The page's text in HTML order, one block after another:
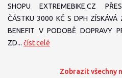
SHOPU EXTREMEBIKE.CZ
ČÁSTKU 3000 KČ S DPH ZÍSKÁVÁ
BENEFIT V PODOBĚ DOPRAVY
ZD... číst celé
Zobrazit všechny